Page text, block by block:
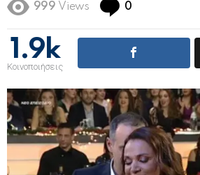
999 Views 0
1.9k
Κοινοποιήσεις